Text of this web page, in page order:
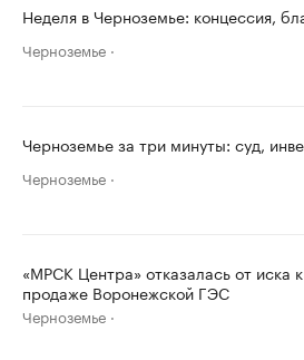
Неделя в Черноземье: концессия,
Черноземье
Черноземье за три минуты: суд,
Черноземье
«МРСК Центра» отказалась от иска
продаже Воронежской ГЭС
Черноземье